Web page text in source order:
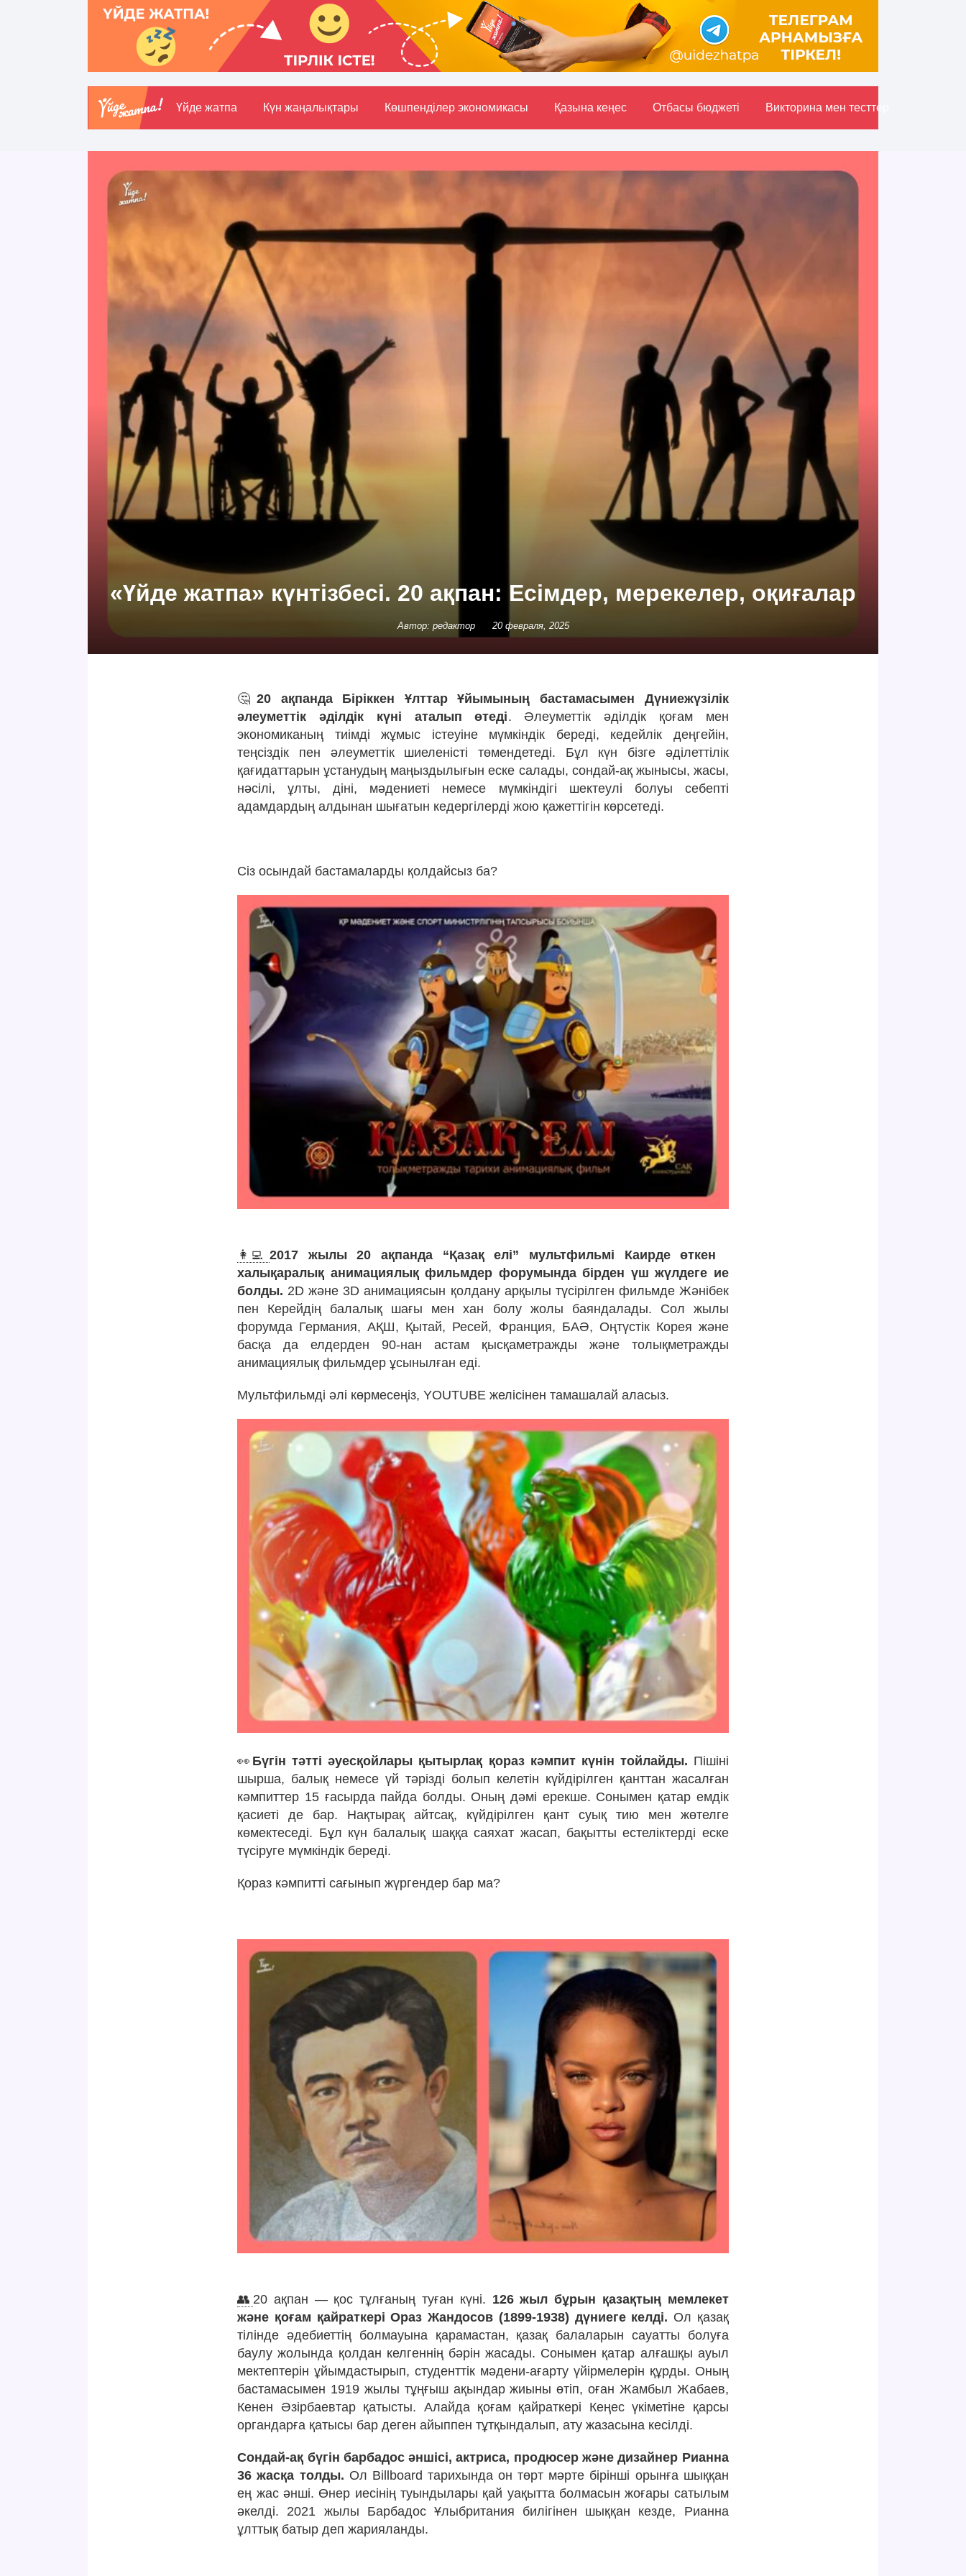
Үйде жатпа Күн жаңалықтары Көшпенділер экономикасы Қазына кеңес Отбасы бюджетi Викторина мен тесттер
«Үйде жатпа» күнтізбесі. 20 ақпан: Есімдер, мерекелер, оқиғалар
Автор: редактор 20 февраля, 2025
🤔 20 ақпанда Біріккен Ұлттар Ұйымының бастамасымен Дүниежүзілік
әлеуметтік әділдік күні аталып өтеді. Әлеуметтік әділдік қоғам мен
экономиканың тиімді жұмыс істеуіне мүмкіндік береді, кедейлік деңгейін,
теңсіздік пен әлеуметтік шиеленісті төмендетеді. Бұл күн бізге әділеттілік
қағидаттарын ұстанудың маңыздылығын еске салады, сондай-ақ жынысы, жасы,
нәсілі, ұлты, діні, мәдениеті немесе мүмкіндігі шектеулі болуы себепті
адамдардың алдынан шығатын кедергілерді жою қажеттігін көрсетеді.
Сіз осындай бастамаларды қолдайсыз ба?
👩‍💻 2017 жылы 20 ақпанда “Қазақ елі” мультфильмі Каирде өткен
халықаралық анимациялық фильмдер форумында бірден үш жүлдеге ие
болды. 2D және 3D анимациясын қолдану арқылы түсірілген фильмде Жәнібек
пен Керейдің балалық шағы мен хан болу жолы баяндалады. Сол жылы
форумда Германия, АҚШ, Қытай, Ресей, Франция, БАӘ, Оңтүстік Корея және
басқа да елдерден 90-нан астам қысқаметражды және толықметражды
анимациялық фильмдер ұсынылған еді.
Мультфильмді әлі көрмесеңіз, YOUTUBE желісінен тамашалай аласыз.
👀 Бүгін тәтті әуесқойлары қытырлақ қораз кәмпит күнін тойлайды. Пішіні
шырша, балық немесе үй тәрізді болып келетін күйдірілген қанттан жасалған
кәмпиттер 15 ғасырда пайда болды. Оның дәмі ерекше. Сонымен қатар емдік
қасиеті де бар. Нақтырақ айтсақ, күйдірілген қант суық тию мен жөтелге
көмектеседі. Бұл күн балалық шаққа саяхат жасап, бақытты естеліктерді еске
түсіруге мүмкіндік береді.
Қораз кәмпитті сағынып жүргендер бар ма?
👥 20 ақпан — қос тұлғаның туған күні. 126 жыл бұрын қазақтың мемлекет
және қоғам қайраткері Ораз Жандосов (1899-1938) дүниеге келді. Ол қазақ
тілінде әдебиеттің болмауына қарамастан, қазақ балаларын сауатты болуға
баулу жолында қолдан келгеннің бәрін жасады. Сонымен қатар алғашқы ауыл
мектептерін ұйымдастырып, студенттік мәдени-ағарту үйірмелерін құрды. Оның
бастамасымен 1919 жылы тұңғыш ақындар жиыны өтіп, оған Жамбыл Жабаев,
Кенен Әзірбаевтар қатысты. Алайда қоғам қайраткері Кеңес үкіметіне қарсы
органдарға қатысы бар деген айыппен тұтқындалып, ату жазасына кесілді.
Сондай-ақ бүгін барбадос әншісі, актриса, продюсер және дизайнер Рианна
36 жасқа толды. Ол Billboard тарихында он төрт мәрте бірінші орынға шыққан
ең жас әнші. Өнер иесінің туындылары қай уақытта болмасын жоғары сатылым
әкелді. 2021 жылы Барбадос Ұлыбритания билігінен шыққан кезде, Рианна
ұлттық батыр деп жарияланды.